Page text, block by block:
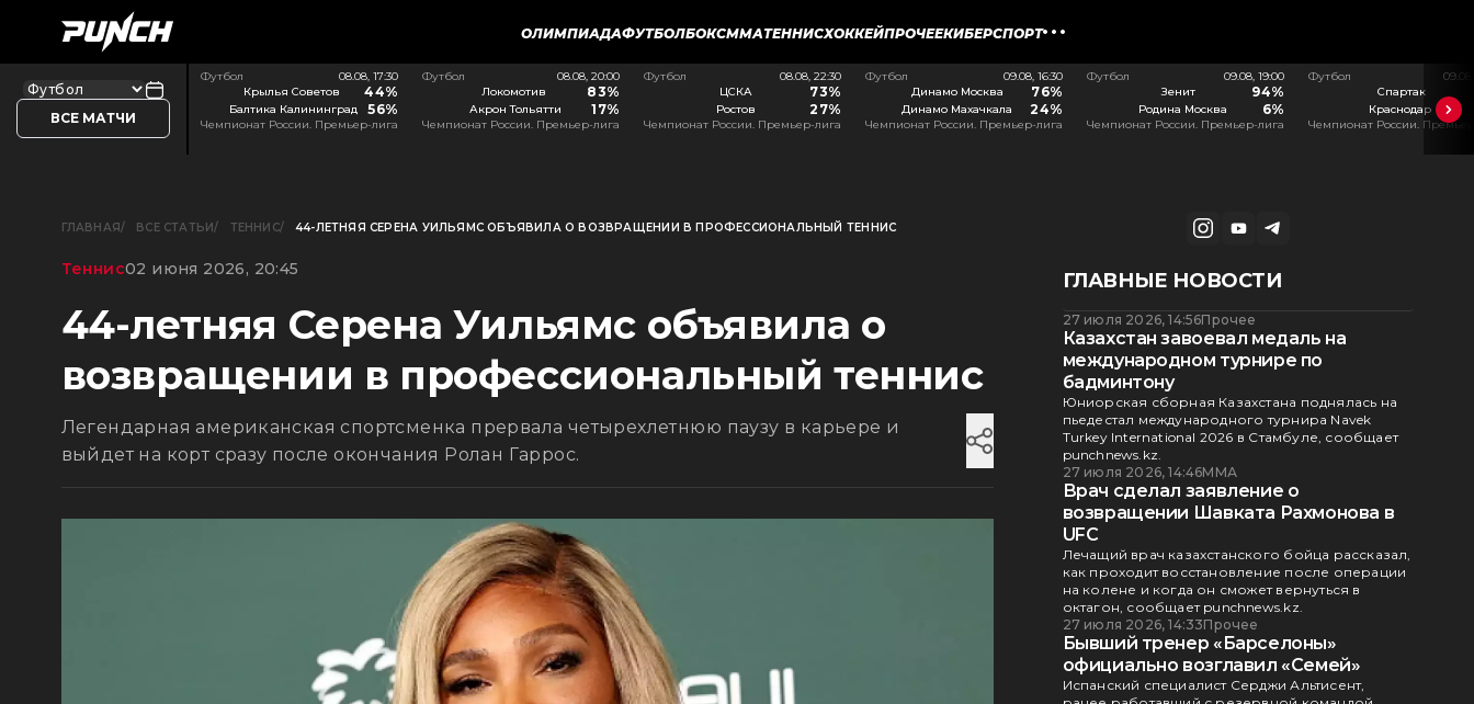
ОЛИМПИАДАФУТБОЛБОКСММАТЕННИСХОККЕЙПРОЧЕЕКИБЕРСПОРТ
ВСЕ МАТЧИ
Футбол
08.08, 17:30
Крылья Советов
44%
Балтика Калининград 56%
Чемпионат России. Премьер-лига
Футбол
08.08, 20:00
Локомотив
83%
Акрон Тольятти 17%
Чемпионат России. Премьер-лига
Футбол
08.08, 22:30
ЦСКА
73%
Ростов 27%
Чемпионат России. Премьер-лига
Футбол
09.08, 16:30
Динамо Москва
76%
Динамо Махачкала 24%
Чемпионат России. Премьер-лига
Футбол
09.08, 19:00
Зенит
94%
Родина Москва 6%
Чемпионат России. Премьер-лига
Футбол
Спартак
Краснодар
Чемпионат России.
ГЛАВНАЯ ВСЕ СТАТЬИ ТЕННИС 44-ЛЕТНЯЯ СЕРЕНА УИЛЬЯМС ОБЪЯВИЛА О ВОЗВРАЩЕНИИ В ПРОФЕССИОНАЛЬНЫЙ ТЕННИС
Теннис02 июня 2026, 20:45
44-летняя Серена Уильямс объявила о
возвращении в профессиональный теннис
Легендарная американская спортсменка прервала четырехлетнюю паузу в карьере и
выйдет на корт сразу после окончания Ролан Гаррос.
ГЛАВНЫЕ НОВОСТИ
27 июля 2026, 14:56Прочее
Казахстан завоевал медаль на
международном турнире по
бадминтону
Юниорская сборная Казахстана поднялась на
пьедестал международного турнира Navek
Turkey International 2026 в Стамбуле, сообщает
punchnews.kz.
27 июля 2026, 14:46ММА
Врач сделал заявление о
возвращении Шавката Рахмонова в
UFC
Лечащий врач казахстанского бойца рассказал,
как проходит восстановление после операции
на колене и когда он сможет вернуться в
октагон, сообщает punchnews.kz.
27 июля 2026, 14:33Прочее
Бывший тренер «Барселоны»
официально возглавил «Семей»
Испанский специалист Серджи Альтисент,